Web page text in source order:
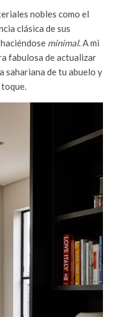
nobles como el
clásica de sus
minimal. A mi
fabulosa de actualizar
sahariana de tu abuelo y